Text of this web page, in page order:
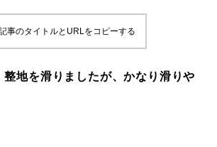
パーク
事のタイトルとURLをコピーする
整地を滑りましたが、かなり滑りや